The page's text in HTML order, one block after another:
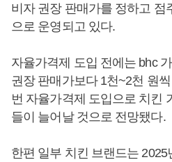
비자 권장 판매가를 정하고 점
으로 운영되고 있다.
자율가격제 도입 전에는 bhc
권장 판매가보다 1천~2천 원
번 자율가격제 도입으로 치킨
들이 늘어날 것으로 전망됐다.
한편 일부 치킨 브랜드는